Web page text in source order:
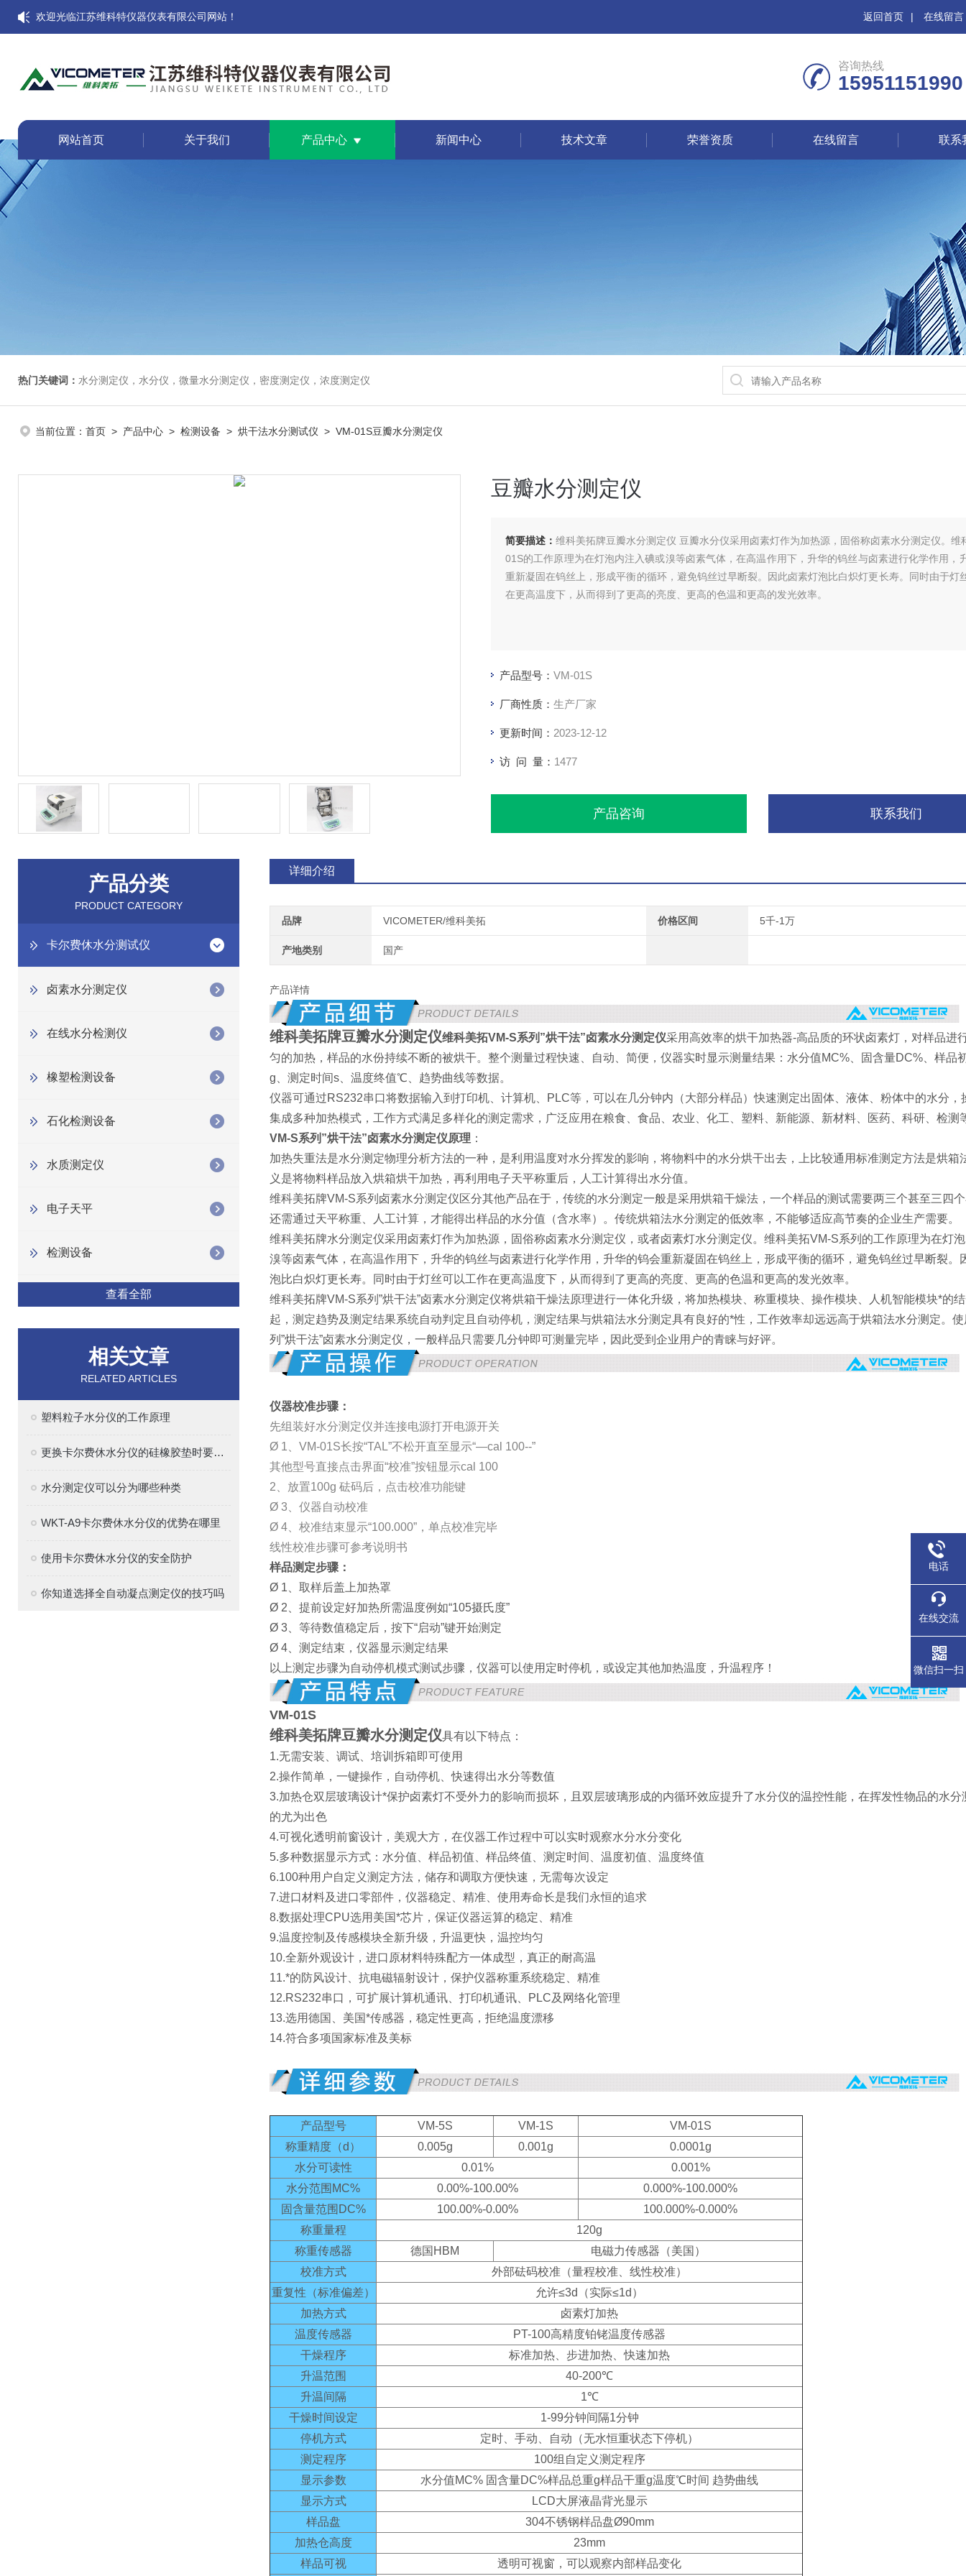
欢迎光临江苏维科特仪器仪表有限公司网站！ 返回首页 | 在线留言
咨询热线
15951151990
网站首页 关于我们 产品中心 新闻中心 技术文章 荣誉资质 在线留言 联系
热门关键词： 水分测定仪，水分仪，微量水分测定仪，密度测定仪，浓度测定仪
当前位置： 首页 > 产品中心 > 检测设备 > 烘干法水分测试仪 > VM-01S豆瓣水分测定仪
豆瓣水分测定仪
简要描述： 维科美拓牌豆瓣水分测定仪 豆瓣水分仪采用卤素灯作为加热源，固俗称卤素水分测定仪。维
01S的工作原理为在灯泡内注入碘或溴等卤素气体，在高温作用下，升华的钨丝与卤素进行化学作用，
重新凝固在钨丝上，形成平衡的循环，避免钨丝过早断裂。因此卤素灯泡比白炽灯更长寿。同时由于灯
在更高温度下，从而得到了更高的亮度、更高的色温和更高的发光效率。
产品型号： VM-01S
厂商性质： 生产厂家
更新时间： 2023-12-12
访 问 量： 1477
产品咨询 联系我们
产品分类
PRODUCT CATEGORY
卡尔费休水分测试仪
卤素水分测定仪
在线水分检测仪
橡塑检测设备
石化检测设备
水质测定仪
电子天平
检测设备
查看全部
相关文章
RELATED ARTICLES
塑料粒子水分仪的工作原理
更换卡尔费休水分仪的硅橡胶垫时要注意的事项
水分测定仪可以分为哪些种类
WKT-A9卡尔费休水分仪的优势在哪里
使用卡尔费休水分仪的安全防护
你知道选择全自动凝点测定仪的技巧吗
详细介绍
品牌 VICOMETER/维科美拓 价格区间 5千-1万
产地类别 国产
产品详情
维科美拓牌豆瓣水分测定仪维科美拓VM-S系列”烘干法”卤素水分测定仪采用高效率的烘干加热器-高品质的环状卤素灯，对样品进
匀的加热，样品的水份持续不断的被烘干。整个测量过程快速、自动、简便，仪器实时显示测量结果：水分值MC%、固含量DC%、样品
g、测定时间s、温度终值℃、趋势曲线等数据。
仪器可通过RS232串口将数据输入到打印机、计算机、PLC等，可以在几分钟内（大部分样品）快速测定出固体、液体、粉体中的水分，
集成多种加热模式，工作方式满足多样化的测定需求，广泛应用在粮食、食品、农业、化工、塑料、新能源、新材料、医药、科研、检测
VM-S系列”烘干法”卤素水分测定仪原理 ：
加热失重法是水分测定物理分析方法的一种，是利用温度对水分挥发的影响，将物料中的水分烘干出去，上比较通用标准测定方法是烘箱
义是将物料样品放入烘箱烘干加热，再利用电子天平称重后，人工计算得出水分值。
维科美拓牌VM-S系列卤素水分测定仪区分其他产品在于，传统的水分测定一般是采用烘箱干燥法，一个样品的测试需要两三个甚至三四
还需通过天平称重、人工计算，才能得出样品的水分值（含水率）。传统烘箱法水分测定的低效率，不能够适应高节奏的企业生产需要。
维科美拓牌水分测定仪采用卤素灯作为加热源，固俗称卤素水分测定仪，或者卤素灯水分测定仪。维科美拓VM-S系列的工作原理为在灯
溴等卤素气体，在高温作用下，升华的钨丝与卤素进行化学作用，升华的钨会重新凝固在钨丝上，形成平衡的循环，避免钨丝过早断裂。
泡比白炽灯更长寿。同时由于灯丝可以工作在更高温度下，从而得到了更高的亮度、更高的色温和更高的发光效率。
维科美拓牌VM-S系列”烘干法”卤素水分测定仪将烘箱干燥法原理进行一体化升级，将加热模块、称重模块、操作模块、人机智能模块*的
起，测定趋势及测定结果系统自动判定且自动停机，测定结果与烘箱法水分测定具有良好的*性，工作效率却远远高于烘箱法水分测定。
列”烘干法”卤素水分测定仪，一般样品只需要几分钟即可测量完毕，因此受到企业用户的青睐与好评。
仪器校准步骤：
先组装好水分测定仪并连接电源打开电源开关
Ø 1、VM-01S长按“TAL”不松开直至显示“—cal 100--”
其他型号直接点击界面“校准”按钮显示cal 100
2、放置100g 砝码后，点击校准功能键
Ø 3、仪器自动校准
Ø 4、校准结束显示“100.000”，单点校准完毕
线性校准步骤可参考说明书
样品测定步骤：
Ø 1、取样后盖上加热罩
Ø 2、提前设定好加热所需温度例如“105摄氏度”
Ø 3、等待数值稳定后，按下“启动”键开始测定
Ø 4、测定结束，仪器显示测定结果
以上测定步骤为自动停机模式测试步骤，仪器可以使用定时停机，或设定其他加热温度，升温程序！
VM-01S
维科美拓牌豆瓣水分测定仪具有以下特点：
1.无需安装、调试、培训拆箱即可使用
2.操作简单，一键操作，自动停机、快速得出水分等数值
3.加热仓双层玻璃设计*保护卤素灯不受外力的影响而损坏，且双层玻璃形成的内循环效应提升了水分仪的温控性能，在挥发性物品的水分
的尤为出色
4.可视化透明前窗设计，美观大方，在仪器工作过程中可以实时观察水分水分变化
5.多种数据显示方式：水分值、样品初值、样品终值、测定时间、温度初值、温度终值
6.100种用户自定义测定方法，储存和调取方便快速，无需每次设定
7.进口材料及进口零部件，仪器稳定、精准、使用寿命长是我们永恒的追求
8.数据处理CPU选用美国*芯片，保证仪器运算的稳定、精准
9.温度控制及传感模块全新升级，升温更快，温控均匀
10.全新外观设计，进口原材料特殊配方一体成型，真正的耐高温
11.*的防风设计、抗电磁辐射设计，保护仪器称重系统稳定、精准
12.RS232串口，可扩展计算机通讯、打印机通讯、PLC及网络化管理
13.选用德国、美国*传感器，稳定性更高，拒绝温度漂移
14.符合多项国家标准及美标
产品型号 VM-5S VM-1S
VM-01S
称重精度（d）
0.005g 0.001g
0.0001g
水分可读性
0.01%
0.001%
水分范围MC%
0.00%-100.00%
0.000%-100.000%
固含量范围DC%
100.00%-0.00%
100.000%-0.000%
称重量程
120g
称重传感器
德国HBM
电磁力传感器（美国）
校准方式
外部砝码校准（量程校准、线性校准）
重复性（标准偏差）
允许≤3d（实际≤1d）
加热方式
卤素灯加热
温度传感器
PT-100高精度铂铑温度传感器
干燥程序
标准加热、步进加热、快速加热
升温范围
40-200℃
升温间隔
1℃
干燥时间设定
1-99分钟间隔1分钟
停机方式
定时、手动、自动（无水恒重状态下停机）
测定程序
100组自定义测定程序
显示参数
水分值MC% 固含量DC%样品总重g样品干重g温度℃时间 趋势曲线
显示方式
LCD大屏液晶背光显示
样品盘
304不锈钢样品盘Ø90mm
加热仓高度
23mm
样品可视
透明可视窗，可以观察内部样品变化
电话
在线交流
微信扫一扫